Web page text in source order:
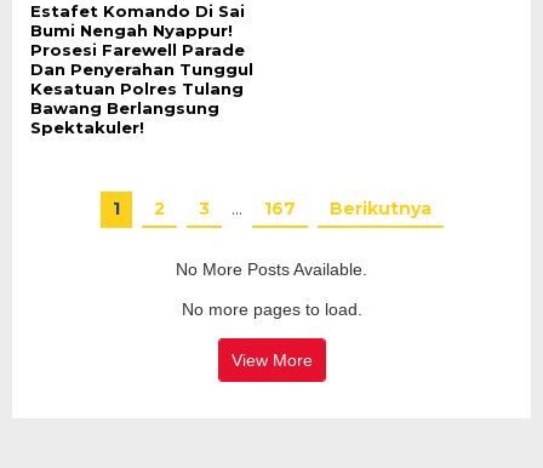
Estafet Komando Di Sai
Bumi Nengah Nyappur!
Prosesi Farewell Parade
Dan Penyerahan Tunggul
Kesatuan Polres Tulang
Bawang Berlangsung
Spektakuler!
1 2 3 … 167 Berikutnya
No More Posts Available.
No more pages to load.
View More